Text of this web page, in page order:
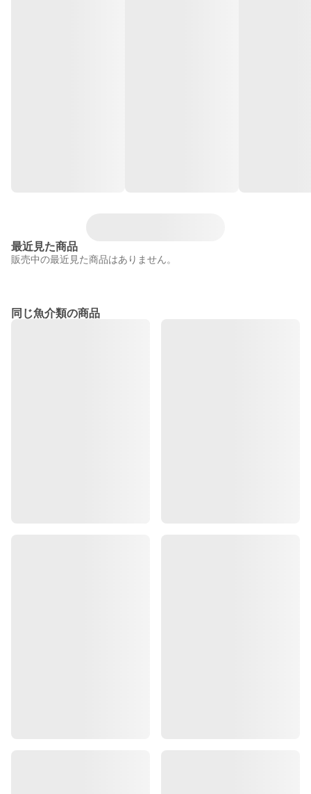
最近見た商品
販売中の最近見た商品はありません。
同じ魚介類の商品